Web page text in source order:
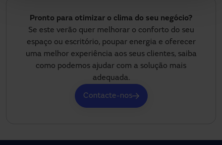
Pronto para otimizar o clima do seu negócio?
Se este verão quer melhorar o conforto do seu
espaço ou escritório, poupar energia e oferecer
uma melhor experiência aos seus clientes, saiba
como podemos ajudar com a solução mais
adequada.
Contacte-nos